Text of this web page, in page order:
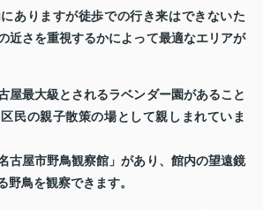
ありますが徒歩での行き来はできないた
近さを重視するかによって最適なエリアが
屋最大級とされるラベンダー園があること
民の親子散策の場として親しまれていま
古屋市野鳥観察館」があり、館内の望遠鏡
野鳥を観察できます。